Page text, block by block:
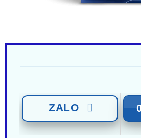
ZALO